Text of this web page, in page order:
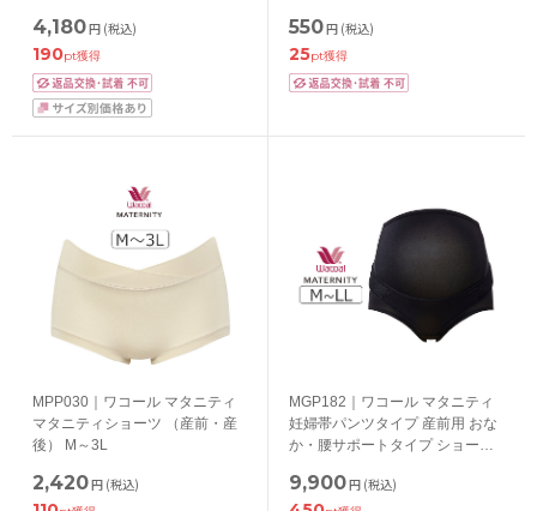
4,180円 (税込)
190pt獲得
550円 (税込)
25pt獲得
MPP030｜ワコール マタニティ
マタニティショーツ （産前・産
後） M～3L
2,420円 (税込)
MGP182｜ワコール マタニティ
妊婦帯パンツタイプ 産前用 おな
か・腰サポートタイプ ショート
9,900円 (税込)